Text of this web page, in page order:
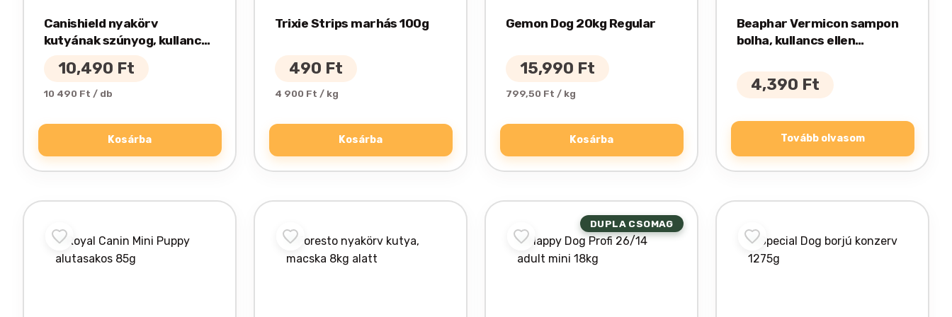
Canishield nyakörv
kutyának szúnyog, kullancs,
bolha ellen 65cm
10,490 Ft
10 490 Ft / db
Kosárba
Trixie Strips marhás 100g
490 Ft
4 900 Ft / kg
Kosárba
Gemon Dog 20kg Regular
15,990 Ft
799,50 Ft / kg
Kosárba
Beaphar Vermicon sampon
bolha, kullancs ellen
4,390 Ft
Tovább olvasom
DUPLA CSOMAG